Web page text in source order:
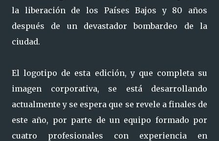
la liberación de los Países Bajos y 80 años
después de un devastador bombardeo de la
ciudad.
El logotipo de esta edición, y que completa su
imagen corporativa, se está desarrollando
actualmente y se espera que se revele a finales de
este año, por parte de un equipo formado por
cuatro profesionales con experiencia en